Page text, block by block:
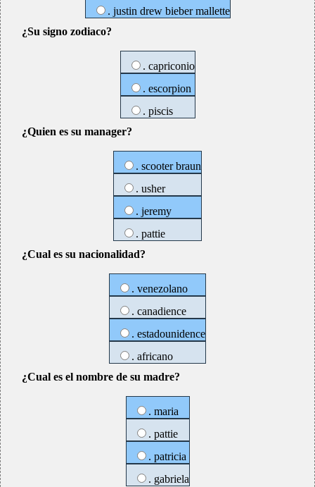
. justin drew bieber mallette
¿Su signo zodiaco?
. capriconio
. escorpion
. piscis
¿Quien es su manager?
. scooter braun
. usher
. jeremy
. pattie
¿Cual es su nacionalidad?
. venezolano
. canadience
. estadounidence
. africano
¿Cual es el nombre de su madre?
. maria
. pattie
. patricia
. gabriela